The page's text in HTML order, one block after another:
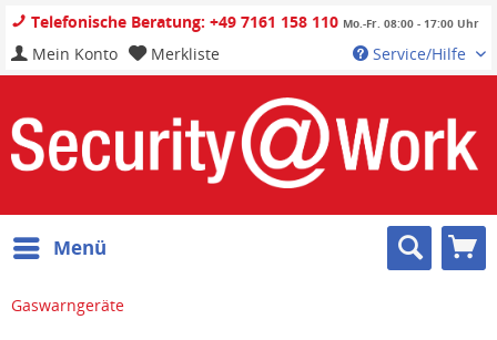
Telefonische Beratung: +49 7161 158 110 Mo.-Fr. 08:00 - 17:00 Uhr
Service/Hilfe
Mein Konto Merkliste
Menü
Gaswarngeräte